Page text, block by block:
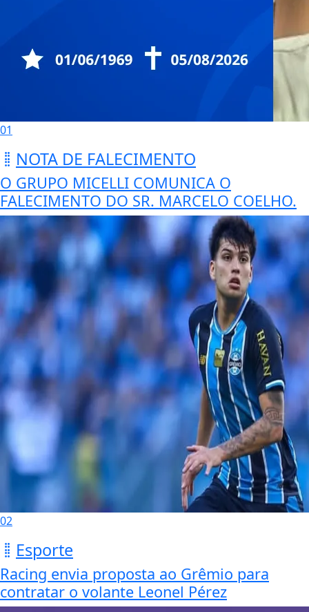
01
NOTA DE FALECIMENTO
O GRUPO MICELLI COMUNICA O
FALECIMENTO DO SR. MARCELO COELHO.
02
Esporte
Racing envia proposta ao Grêmio para
contratar o volante Leonel Pérez